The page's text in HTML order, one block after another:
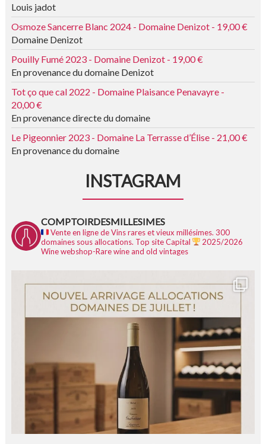
Louis jadot
Osmoze Sancerre Blanc 2024 - Domaine Denizot - 19,00 €
Domaine Denizot
Pouilly Fumé 2023 - Domaine Denizot - 19,00 €
En provenance du domaine Denizot
Tot ço que cal 2022 - Domaine Plaisance Penavayre -
20,00 €
En provenance directe du domaine
Le Pigeonnier 2023 - Domaine La Terrasse d’Élise - 21,00 €
En provenance du domaine
INSTAGRAM
COMPTOIRDESMILLESIMES
Vente en ligne de Vins rares et vieux millésimes. 300
domaines sous allocations. Top site Capital
2025/2026
Wine webshop-Rare wine and old vintages